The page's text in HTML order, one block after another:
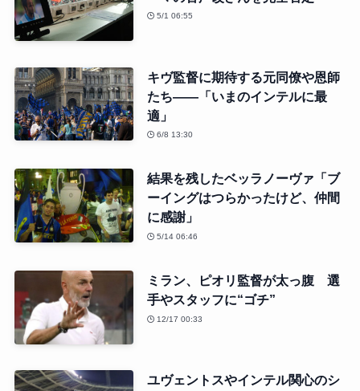
5/1 06:55
キヴ監督に期待する元同僚や恩師
たち——「いまのインテルに最
適」
6/8 13:30
結果を残したベッラノーヴァ「ブ
ーイングはつらかったけど、仲間
に感謝」
5/14 06:46
ミラン、ピオリ監督が太っ腹 選
手やスタッフに“ゴチ”
12/17 00:33
ユヴェントスやインテル関心のシ